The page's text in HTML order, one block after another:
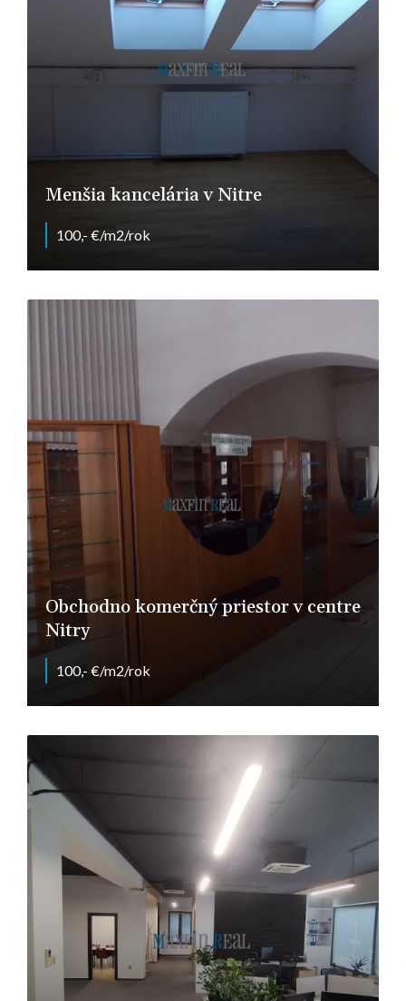
Menšia kancelária v Nitre
100,- €/m2/rok
Obchodno komerčný priestor v centre
Nitry
100,- €/m2/rok